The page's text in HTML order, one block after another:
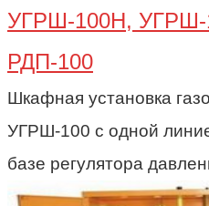
УГРШ-100Н, УГРШ-
РДП-100
Шкафная установка
УГРШ-100 с одной
базе регулятора